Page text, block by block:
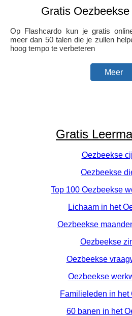
Gratis
Op Flashcardo kun je gratis
meer dan 50 talen die je zullen
hoog tempo te verbeteren
Meer
Gratis
Oezbeekse
Oezbeekse
Top 100 Oezbeekse
Lichaam in het
Oezbeekse
Oezbeekse
Oezbeekse
Oezbeekse
Familieleden in het
60 banen in het